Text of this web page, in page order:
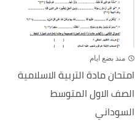
منذ بضع ايام
امتحان مادة التربية الاسلامية
الصف الاول المتوسط
السوداني